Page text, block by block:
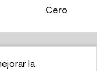
la
Cero